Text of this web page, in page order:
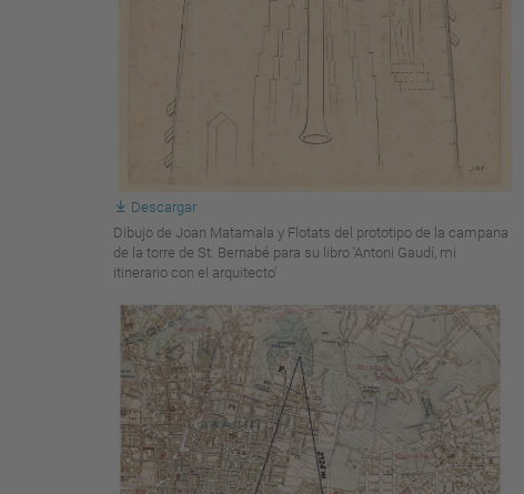
Descargar
Dibujo de Joan Matamala y Flotats del prototipo de la campana
de la torre de St. Bernabé para su libro 'Antoni Gaudí, mi
itinerario con el arquitecto'